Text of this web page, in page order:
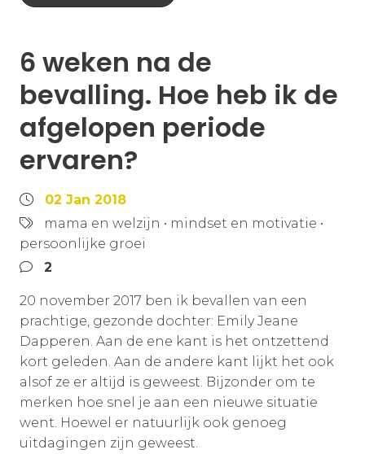
6 weken na de
bevalling. Hoe heb ik de
afgelopen periode
ervaren?
02 Jan 2018
mama en welzijn • mindset en motivatie •
persoonlijke groei
2
20 november 2017 ben ik bevallen van een
prachtige, gezonde dochter: Emily Jeane
Dapperen. Aan de ene kant is het ontzettend
kort geleden. Aan de andere kant lijkt het ook
alsof ze er altijd is geweest. Bijzonder om te
merken hoe snel je aan een nieuwe situatie
went. Hoewel er natuurlijk ook genoeg
uitdagingen zijn geweest.